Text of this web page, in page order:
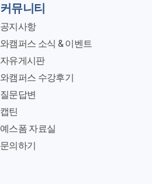
커뮤니티
공지사항
와캠퍼스 소식 & 이벤트
자유게시판
와캠퍼스 수강후기
질문답변
캡틴
예스폼 자료실
문의하기